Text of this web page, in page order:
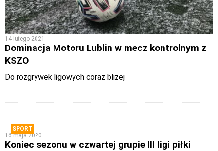
14 lutego 2021
Dominacja Motoru Lublin w mecz kontrolnym z
KSZO
Do rozgrywek ligowych coraz bliżej
SPORT
16 maja 2020
Koniec sezonu w czwartej grupie III ligi piłki